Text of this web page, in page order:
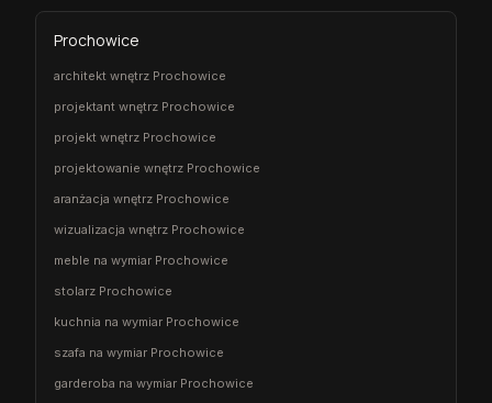
Prochowice
architekt wnętrz Prochowice
projektant wnętrz Prochowice
projekt wnętrz Prochowice
projektowanie wnętrz Prochowice
aranżacja wnętrz Prochowice
wizualizacja wnętrz Prochowice
meble na wymiar Prochowice
stolarz Prochowice
kuchnia na wymiar Prochowice
szafa na wymiar Prochowice
garderoba na wymiar Prochowice